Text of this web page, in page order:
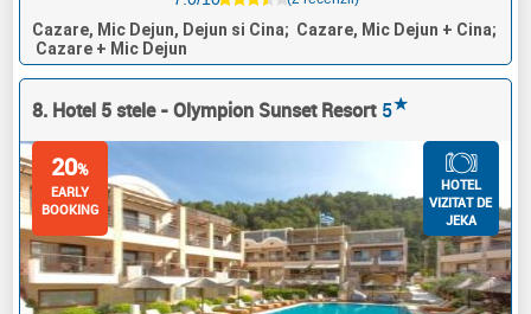
Cazare, Mic Dejun, Dejun si Cina; Cazare, Mic Dejun + Cina;
Cazare + Mic Dejun
8. Hotel 5 stele - Olympion Sunset Resort 5★
20%
EARLY
BOOKING
HOTEL
VIZITAT DE
JEKA